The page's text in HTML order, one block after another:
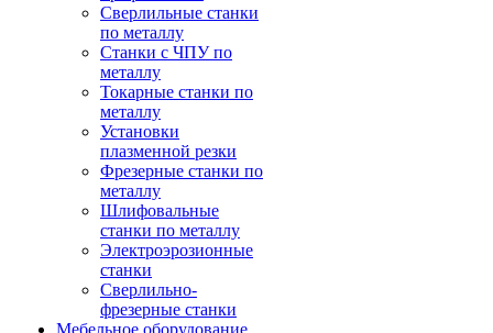
Сверлильные станки
по металлу
Станки с ЧПУ по
металлу
Токарные станки по
металлу
Установки
плазменной резки
Фрезерные станки по
металлу
Шлифовальные
станки по металлу
Электроэрозионные
станки
Сверлильно-
фрезерные станки
Мебельное оборудование